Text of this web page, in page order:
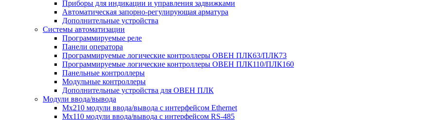
Приборы для индикации и управления задвижками
Автоматическая запорно-регулирующая арматура
Дополнительные устройства
Системы автоматизации
Программируемые реле
Панели оператора
Программируемые логические контроллеры ОВЕН ПЛК63/ПЛК73
Программируемые логические контроллеры ОВЕН ПЛК110/ПЛК160
Панельные контроллеры
Модульные контроллеры
Дополнительные устройства для ОВЕН ПЛК
Модули ввода/вывода
Мх210 модули ввода/вывода с интерфейсом Ethernet
Мх110 модули ввода/вывода с интерфейсом RS-485